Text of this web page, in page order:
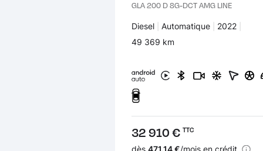
GLA 200 D 8G-DCT AMG LINE
Carburant :
Diesel Transmission :
Automatique Années :
2022
Kilomètres :
49 369 km
Prix :
32 910 € TTC